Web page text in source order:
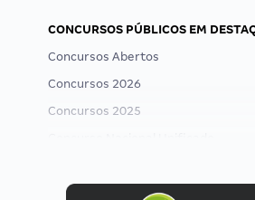
CONCURSOS PÚBLICOS EM
Concursos Abertos
Concursos 2026
Concursos 2025
Concurso MPU